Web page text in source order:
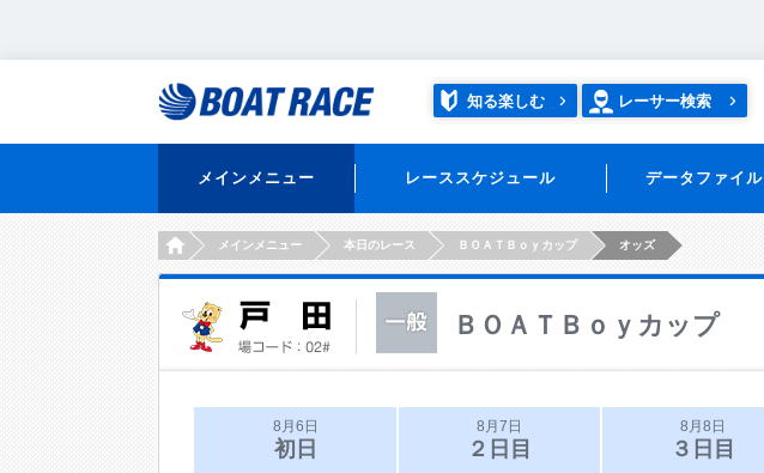
知る楽しむ レーサー検索
メインメニュー レーススケジュール データファイル
HOMEメインメニュー 本日のレース ＢＯＡＴＢｏｙカップ オッズ
ＢＯＡＴＢｏｙカップ
8月6日
初日
8月7日
２日目
8月8日
３日目